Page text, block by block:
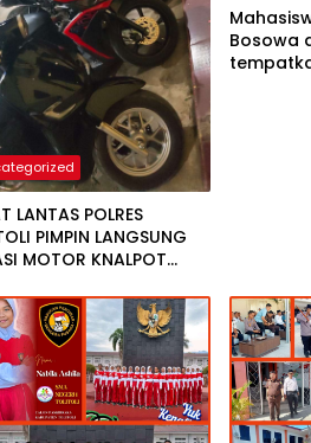
LANTAS POLRES
PIMPIN LANGSUNG
MOTOR KNALPOT
NYAMAN DI MALAM
Bosowa